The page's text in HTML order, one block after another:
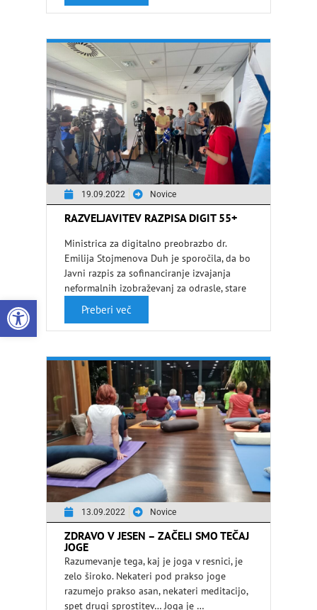
Open toolbar
19.09.2022 Novice
RAZVELJAVITEV RAZPISA DIGIT 55+
Ministrica za digitalno preobrazbo dr.
Emilija Stojmenova Duh je sporočila, da bo
Javni razpis za sofinanciranje izvajanja
neformalnih izobraževanj za odrasle, stare
55 let …
Preberi več
13.09.2022 Novice
ZDRAVO V JESEN – ZAČELI SMO TEČAJ
JOGE
Razumevanje tega, kaj je joga v resnici, je
zelo široko. Nekateri pod prakso joge
razumejo prakso asan, nekateri meditacijo,
spet drugi sprostitev… Joga je …